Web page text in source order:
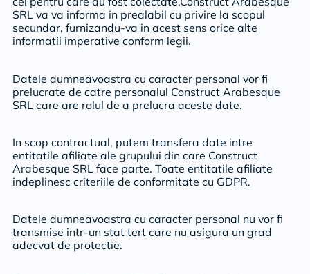
SRL va va informa in prealabil cu privire la scopul
secundar, furnizandu-va in acest sens orice alte
informatii imperative conform legii.
Datele dumneavoastra cu caracter personal vor fi
prelucrate de catre personalul Construct Arabesque
SRL care are rolul de a prelucra aceste date.
In scop contractual, putem transfera date intre
entitatile afiliate ale grupului din care Construct
Arabesque SRL face parte. Toate entitatile afiliate
indeplinesc criteriile de conformitate cu GDPR.
Datele dumneavoastra cu caracter personal nu vor fi
transmise intr-un stat tert care nu asigura un grad
adecvat de protectie.